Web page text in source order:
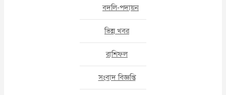
বদলি-পদায়ন
ভিন্ন খবর
রাশিফল
সংবাদ বিজ্ঞপ্তি